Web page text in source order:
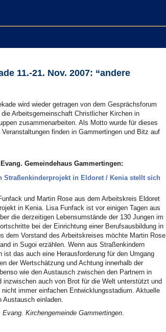
11.-21. Nov. 2007: “andere
wird wieder getragen von dem Gesprächsforum
Arbeitsgemeinschaft Christlicher Kirchen in
zusammenarbeiten. Als Motto wurde für dieses
finden in Gammertingen und Bitz auf
Gemeindehaus Gammertingen:
Straßenkinderprojekt in Eldoret / Kenia stellt sich
und Martin Rose aus dem Arbeitskreis Eldoret
in Kenia. Lisa Funfack ist vor einigen Tagen aus
die derzeitigen Lebensumstände der 130 Jungen im
bei der Einrichtung einer Berufsausbildung in
dem Vorstand des Arbeitskreises möchte Martin Rose
in Sugoi erzählen. Wenn aus Straßenkindern
das auch eine Herausforderung für den Umgang
der Wertschätzung und Achtung innerhalb der
wie den Austausch zwischen den Partnern in
inzwischen auch von Brot für die Welt unterstützt und
immer einfachen Entwicklungsstadium. Aktuelle
Austausch einladen.
Kirchengemeinde Gammertingen.